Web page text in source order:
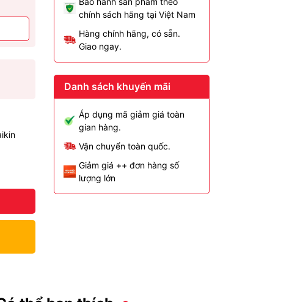
chính sách hãng tại Việt Nam
Hàng chính hãng, có sẵn.
Giao ngay.
Danh sách khuyến mãi
Áp dụng mã giảm giá toàn
gian hàng.
Vận chuyển toàn quốc.
Giảm giá ++ đơn hàng số
lượng lớn